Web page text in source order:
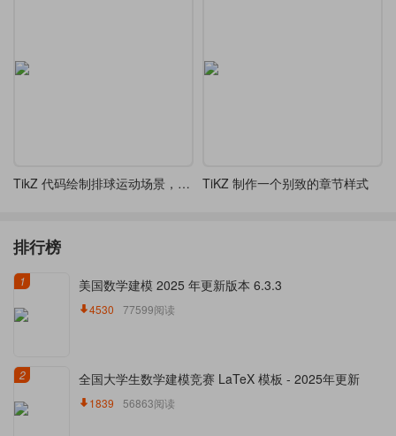
TikZ 代码绘制排球运动场景，包含两名运动员和排球轨迹 TiKZ 制作一个别致的章节样式
排行榜
1 美国数学建模 2025 年更新版本 6.3.3
4530 77599阅读
2 全国大学生数学建模竞赛 LaTeX 模板 - 2025年更新
1839 56863阅读